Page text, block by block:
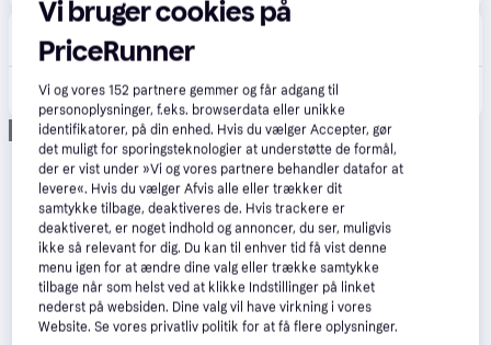
Lavprisvvs.dk 4.6 (172)
Laveste pris·39 kr. fragt
Annonce
Vi bruger cookies på
PriceRunner
Vi og vores152 partnere gemmer og får adgang til
personoplysninger, f.eks. browserdata eller unikke
identifikatorer, på din enhed. Hvis du vælger Accepter, gør
det muligt for sporingsteknologier at understøtte de formål,
der er vist under »Vi og vores partnere behandler datafor at
levere«. Hvis du vælger Afvis alle eller trækker dit
samtykke tilbage, deaktiveres de. Hvis trackere er
deaktiveret, er noget indhold og annoncer, du ser, muligvis
ikke så relevant for dig. Du kan til enhver tid få vist denne
menu igen for at ændre dine valg eller trække samtykke
tilbage når som helst ved at klikke Indstillinger på linket
nederst på websiden. Dine valg vil have virkning i vores
Website. Se vores privatliv politik for at få flere oplysninger.